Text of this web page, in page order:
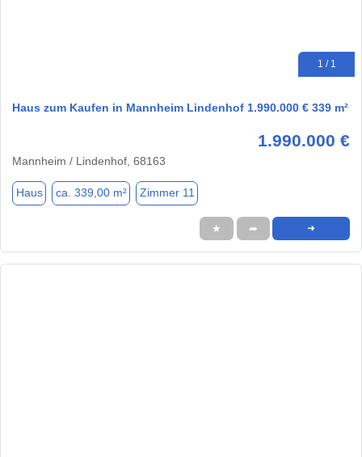
1 / 1
Haus zum Kaufen in Mannheim Lindenhof 1.990.000 € 339 m²
1.990.000 €
Mannheim / Lindenhof, 68163
Haus ca. 339,00 m² Zimmer 11
★ ➦ ➜